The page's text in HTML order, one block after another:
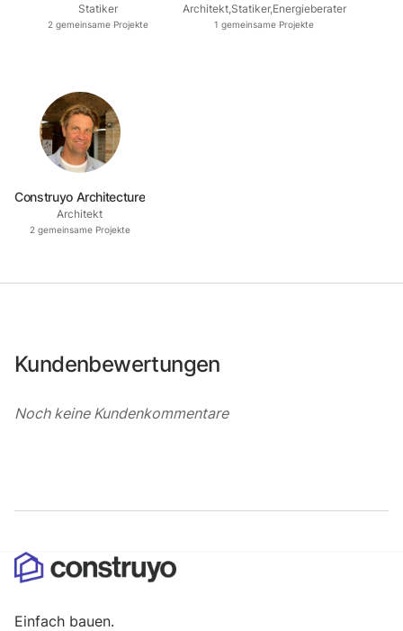
Statiker
2 gemeinsame Projekte
Architekt,Statiker,Energieberater
1 gemeinsame Projekte
Construyo Architecture
Architekt
2gemeinsame Projekte
Kundenbewertungen
Noch keine Kundenkommentare
Einfach bauen.